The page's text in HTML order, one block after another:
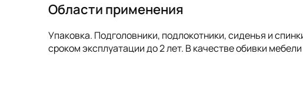
Области применения
Упаковка. Подголовники, подлокотники, сиденья и
сроком эксплуатации до 2 лет. В качестве обивки